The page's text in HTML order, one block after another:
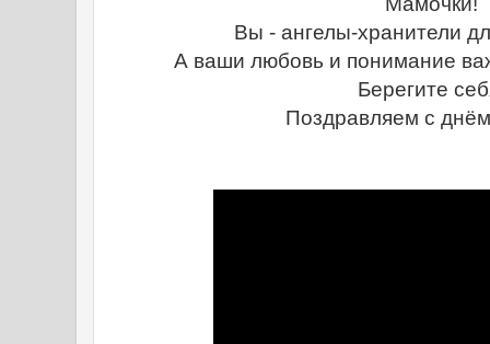
Вы - ангелы-хранители
А ваши любовь и понимание
Берегите
Поздравляем с